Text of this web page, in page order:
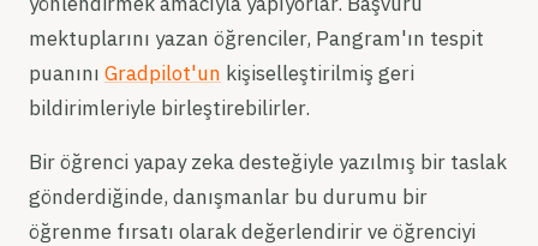
mektuplarını yazan öğrenciler, Pangram'ın tespit
puanını Gradpilot'un kişiselleştirilmiş geri
bildirimleriyle birleştirebilirler.
Bir öğrenci yapay zeka desteğiyle yazılmış bir taslak
gönderdiğinde, danışmanlar bu durumu bir
öğrenme fırsatı olarak değerlendirir ve öğrenciyi